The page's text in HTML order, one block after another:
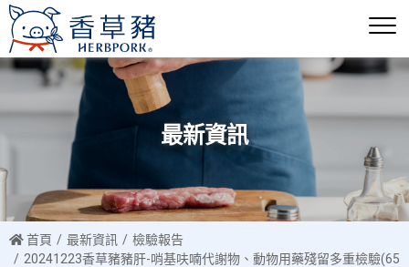
最新資訊
首頁 最新資訊
檢驗報告
20241223香草豬豬肝-哨基呋喃代謝物、動物用藥殘留多重檢驗(65